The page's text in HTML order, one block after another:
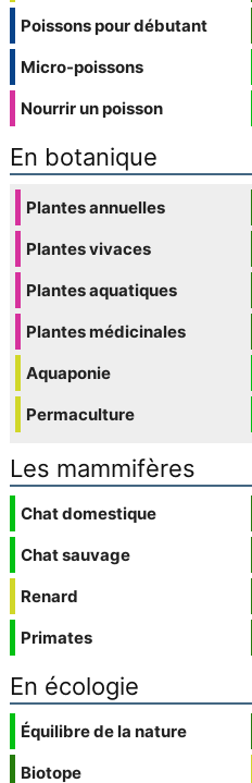
Poissons pour débutant
Micro-poissons
Nourrir un poisson
En botanique
Plantes annuelles
Plantes vivaces
Plantes aquatiques
Plantes médicinales
Aquaponie
Permaculture
Les mammifères
Chat domestique
Chat sauvage
Renard
Primates
En écologie
Équilibre de la nature
Biotope